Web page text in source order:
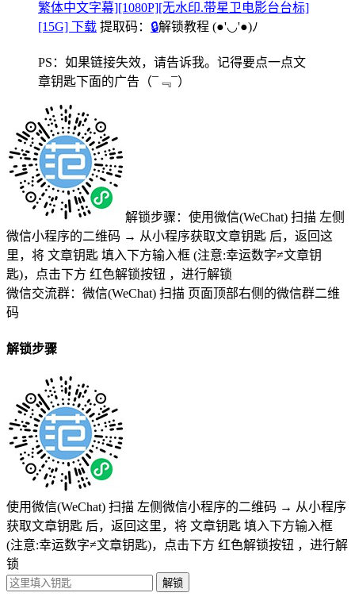
繁体中文字幕][1080P][无水印.带星卫电影台台标]
[15G] 下载 提取码： 🔒解锁教程 (●'◡'●)ﾉ
PS：如果链接失效，请告诉我。记得要点一点文
章钥匙下面的广告 （¯﹃¯）
解锁步骤：使用微信(WeChat) 扫描 左侧
微信小程序的二维码 → 从小程序获取文章钥匙 后，返回这
里，将 文章钥匙 填入下方输入框 (注意:幸运数字≠文章钥
匙)，点击下方 红色解锁按钮 ，进行解锁
微信交流群：微信(WeChat) 扫描 页面顶部右侧的微信群二维
码
解锁步骤
使用微信(WeChat) 扫描 左侧微信小程序的二维码 → 从小程序
获取文章钥匙 后，返回这里，将 文章钥匙 填入下方输入框
(注意:幸运数字≠文章钥匙)，点击下方 红色解锁按钮 ，进行解
锁